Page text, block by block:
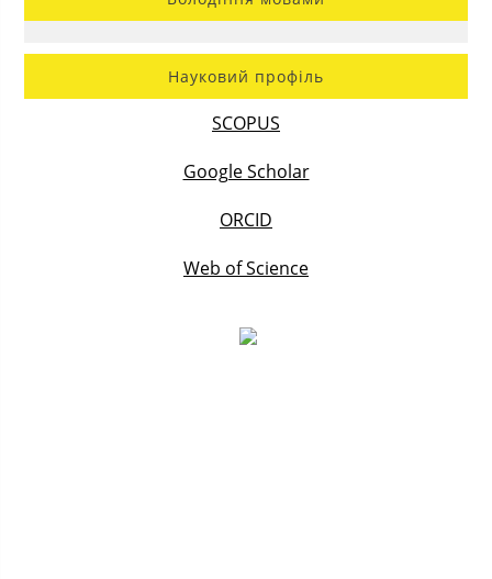
Науковий профіль
SCOPUS
Google Scholar
ORCID
Web of Science